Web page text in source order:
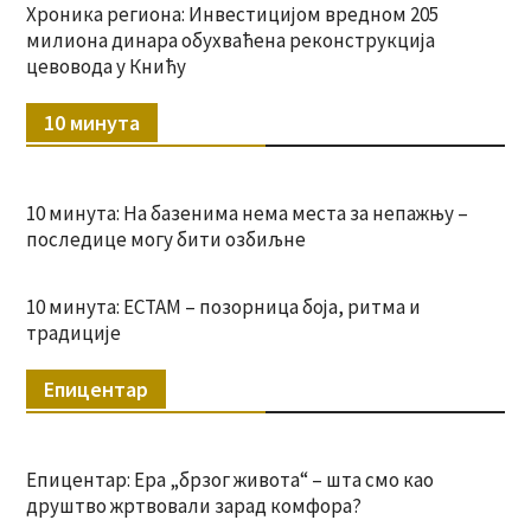
Хроника региона: Инвестицијом вредном 205
милиона динара обухваћена реконструкција
цевовода у Книћу
10 минута
10 минута: На базенима нема места за непажњу –
последице могу бити озбиљне
10 минута: ЕСТАМ – позорница боја, ритма и
традиције
Епицентар
Епицентар: Ера „брзог живота“ – шта смо као
друштво жртвовали зарад комфора?